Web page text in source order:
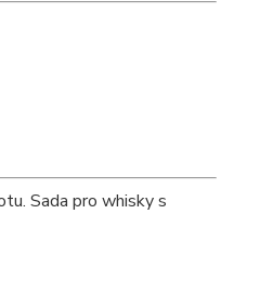
Sada pro whisky s